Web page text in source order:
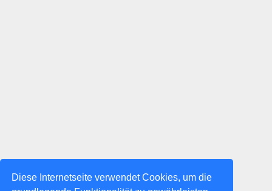
Diese Internetseite verwendet Cookies, um die